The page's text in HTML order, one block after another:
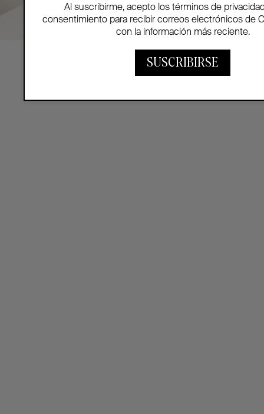
Al suscribirme, acepto los términos de
consentimiento para recibir correos electrónicos de
con la información más reciente.
SUSCRIBIRSE